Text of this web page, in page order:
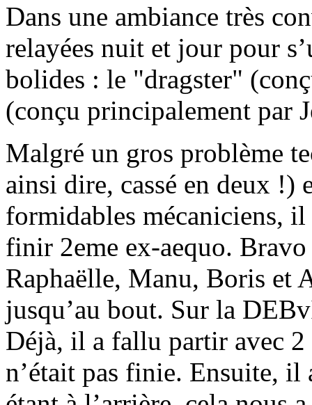
Dans une ambiance très
relayées nuit et jour pour
bolides : le "dragster"
(conçu principalement par
Malgré un gros problème
ainsi dire, cassé en deux !)
formidables mécaniciens,
finir 2eme ex-aequo.
Raphaëlle, Manu, Boris et
jusqu’au bout. Sur la
Déjà, il a fallu partir avec 2
n’était pas finie. Ensuite,